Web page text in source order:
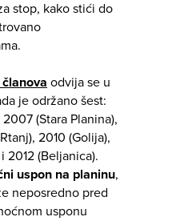
stop, kako stići do
odvija se u
je održano šest:
(Stara Planina),
2010 (Golija),
2012 (Beljanica).
uspon na planinu,
neposredno pred
usponu